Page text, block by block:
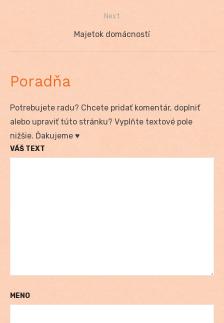
Next
Next
Majetok domácností
Poradňa
Potrebujete radu? Chcete pridať komentár, doplniť
alebo upraviť túto stránku? Vyplňte textové pole
nižšie. Ďakujeme ♥
VÁŠ TEXT
MENO